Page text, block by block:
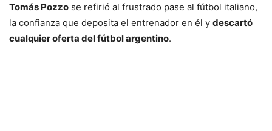
Tomás Pozzo se refirió al frustrado pase al fútbol italiano,
la confianza que deposita el entrenador en él y descartó
cualquier oferta del fútbol argentino.